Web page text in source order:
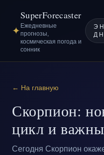
✦
SuperForecaster
Ежедневные
прогнозы,
космическая погода и
сонник
← На главную
Скорпион:
цикл и
Сегодня Скорпион